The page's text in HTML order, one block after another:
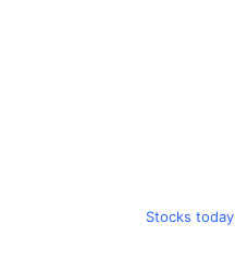
Stocks today